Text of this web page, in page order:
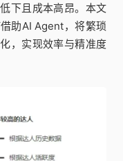
下且成本高昂。本文
助AI Agent，将繁琐
，实现效率与精准度